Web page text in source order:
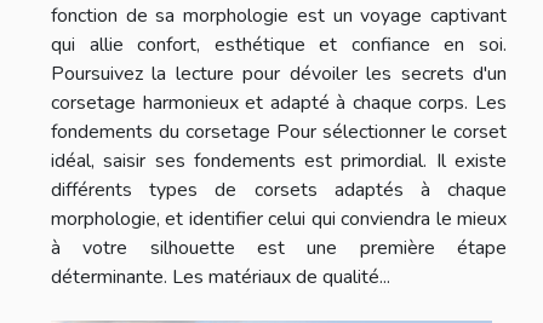
fonction de sa morphologie est un voyage captivant
qui allie confort, esthétique et confiance en soi.
Poursuivez la lecture pour dévoiler les secrets d'un
corsetage harmonieux et adapté à chaque corps. Les
fondements du corsetage Pour sélectionner le corset
idéal, saisir ses fondements est primordial. Il existe
différents types de corsets adaptés à chaque
morphologie, et identifier celui qui conviendra le mieux
à votre silhouette est une première étape
déterminante. Les matériaux de qualité...